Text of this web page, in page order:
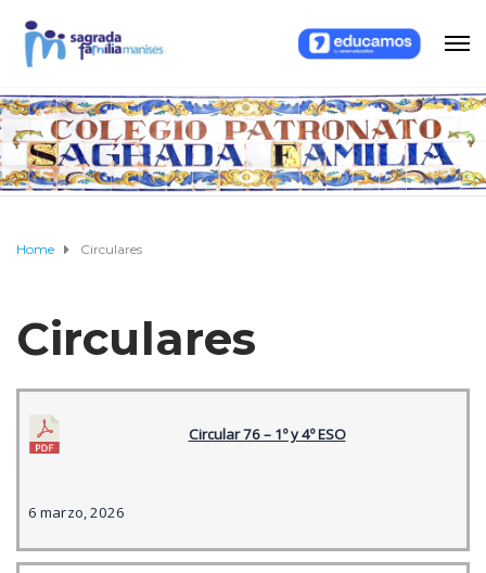
Home Circulares
Circulares
Circular 76 – 1º y 4º ESO
6 marzo, 2026